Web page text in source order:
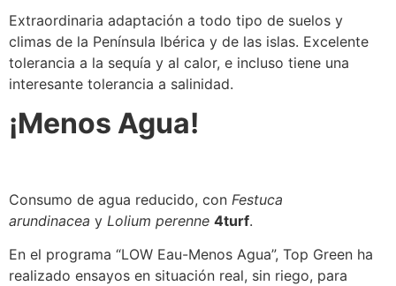
Extraordinaria adaptación a todo tipo de suelos y
climas de la Península Ibérica y de las islas. Excelente
tolerancia a la sequía y al calor, e incluso tiene una
interesante tolerancia a salinidad.
¡Menos Agua!
Consumo de agua reducido, con Festuca
arundinacea y Lolium perenne 4turf.
En el programa “LOW Eau-Menos Agua”, Top Green ha
realizado ensayos en situación real, sin riego, para